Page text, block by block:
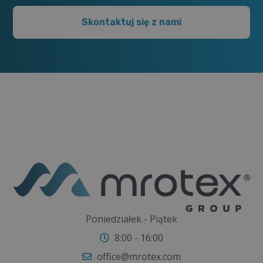
po kilku sesjach łatwo zauważyć, że skóra
wygląda zdrowiej, a ciało staje się bardziej
wymodelowane. Warto podkreślić, że najlepsze
Skontaktuj się z nami
Poniedziałek - Piątek
8:00 - 16:00
office@mrotex.com